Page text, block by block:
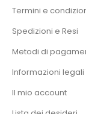
Termini e
Spedizioni e Resi
Metodi di
Informazioni legali
Il mio account